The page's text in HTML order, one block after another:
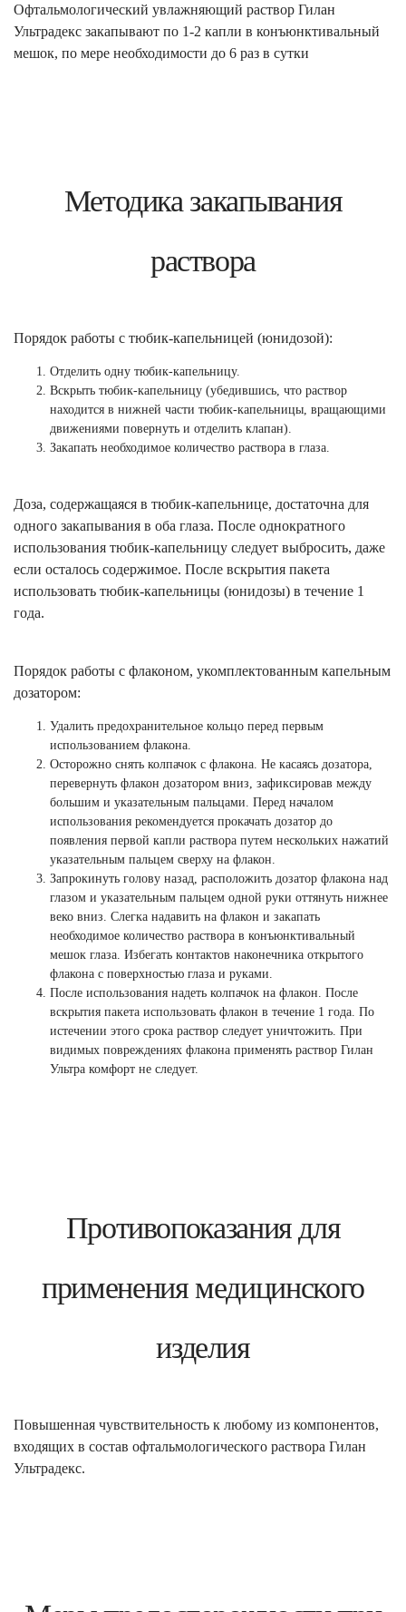
Офтальмологический увлажняющий раствор Гилан
Ультрадекс закапывают по 1-2 капли в конъюнктивальный
мешок, по мере необходимости до 6 раз в сутки
Методика закапывания
раствора
Порядок работы с тюбик-капельницей (юнидозой):
Отделить одну тюбик-капельницу.
Вскрыть тюбик-капельницу (убедившись, что раствор
находится в нижней части тюбик-капельницы, вращающими
движениями повернуть и отделить клапан).
Закапать необходимое количество раствора в глаза.
Доза, содержащаяся в тюбик-капельнице, достаточна для
одного закапывания в оба глаза. После однократного
использования тюбик-капельницу следует выбросить, даже
если осталось содержимое. После вскрытия пакета
использовать тюбик-капельницы (юнидозы) в течение 1
года.
Порядок работы с флаконом, укомплектованным капельным
дозатором:
Удалить предохранительное кольцо перед первым
использованием флакона.
Осторожно снять колпачок с флакона. Не касаясь дозатора,
перевернуть флакон дозатором вниз, зафиксировав между
большим и указательным пальцами. Перед началом
использования рекомендуется прокачать дозатор до
появления первой капли раствора путем нескольких нажатий
указательным пальцем сверху на флакон.
Запрокинуть голову назад, расположить дозатор флакона над
глазом и указательным пальцем одной руки оттянуть нижнее
веко вниз. Слегка надавить на флакон и закапать
необходимое количество раствора в конъюнктивальный
мешок глаза. Избегать контактов наконечника открытого
флакона с поверхностью глаза и руками.
После использования надеть колпачок на флакон. После
вскрытия пакета использовать флакон в течение 1 года. По
истечении этого срока раствор следует уничтожить. При
видимых повреждениях флакона применять раствор Гилан
Ультра комфорт не следует.
Противопоказания для
применения медицинского
изделия
Повышенная чувствительность к любому из компонентов,
входящих в состав офтальмологического раствора Гилан
Ультрадекс.